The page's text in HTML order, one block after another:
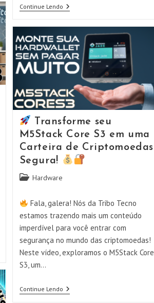
Continue LendoUsando
Pro
Jade
Com
O
Aplicativo
GREEN
Wallet
Para
Guardar
Seus
BITCOIN!!!!
Transforme seu
M5Stack Core S3 em uma
Carteira de Criptomoedas
Segura!
Categoria
post:
Hardware
Fala, galera! Nós da Tribo Tecno
estamos trazendo mais um conteúdo
imperdível para você entrar com
segurança no mundo das criptomoedas!
Neste vídeo, exploramos o M5Stack Core
S3, um…
Continue Lendo
Transforme